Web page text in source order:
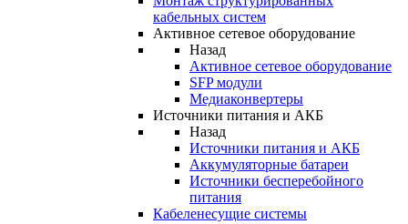
кабельных систем
Активное сетевое оборудование
Назад
Активное сетевое оборудование
SFP модули
Медиаконвертеры
Источники питания и АКБ
Назад
Источники питания и АКБ
Аккумуляторные батареи
Источники бесперебойного
питания
Кабеленесущие системы